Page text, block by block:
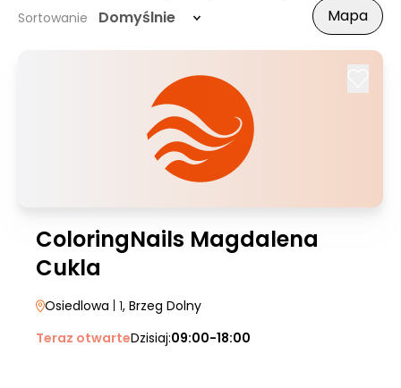
Sortowanie Domyślnie Mapa
ColoringNails Magdalena
Cukla
Osiedlowa | 1, Brzeg Dolny
Teraz otwarteDzisiaj:09:00-18:00